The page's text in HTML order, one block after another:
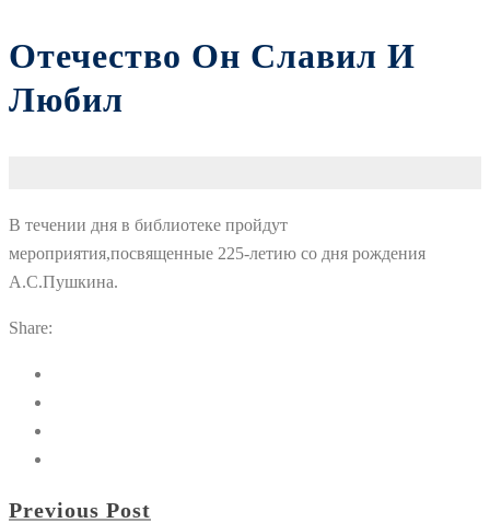
Отечество Он Славил И
Любил
В течении дня в библиотеке пройдут
мероприятия,посвященные 225-летию со дня рождения
А.С.Пушкина.
Share:
Previous Post